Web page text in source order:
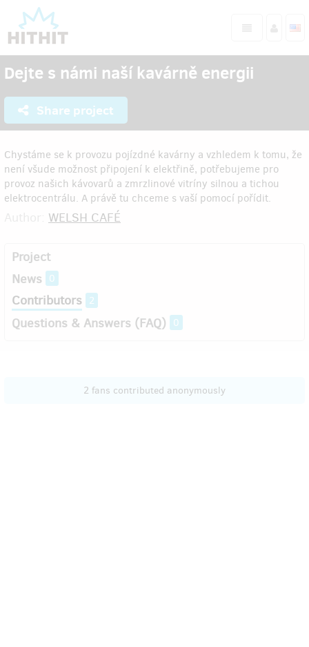
Dejte s námi naší kavárně energii
Share project
Chystáme se k provozu pojízdné kavárny a vzhledem k tomu, že
není všude možnost připojení k elektřině, potřebujeme pro
provoz našich kávovarů a zmrzlinové vitríny silnou a tichou
elektrocentrálu. A právě tu chceme s vaší pomocí pořídit.
WELSH CAFÉ
Project
News
0
Contributors 2
Questions & Answers (FAQ) 0
2 fans contributed anonymously